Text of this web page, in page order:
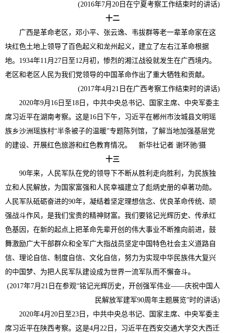
(2016年7月20日在宁夏考察工作结束时的讲话)
十二
广西是革命老区，邓小平、张云逸、韦拔群等老一辈革命家在这
块红色土地上领导了百色起义和龙州起义，建立了左右江革命根据
地。1934年11月27日至12月初，惨烈的湘江战役就发生在广西境内。
老区和老区人民为我们党领导的中国革命作出了重大牺牲和贡献。
(2017年4月21日在广西考察工作结束时的讲话)
2020年9月16日至18日，中共中央总书记、国家主席、中央军委主
席习近平在湖南考察。这是16日下午，习近平在郴州市汝城县文明瑶
族乡沙洲瑶族村“半条被子的温暖”专题陈列馆，了解当地加强基层党
的建设、开展红色旅游和红色教育情况。 新华社记者 谢环驰/摄
十三
90年来，人民军队在党的领导下不断从胜利走向胜利，为民族独
立和人民解放，为国家富强和人民幸福建立了彪炳史册的卓著功勋。
人民军队砥砺奋进的90年，凝结着坚定理想信念、优良革命传统、顽
强战斗作风，是我们宝贵的精神财富。我们要铭记光辉历史、传承红
色基因，在新的起点上把革命先辈开创的伟大事业不断推向前进，鼓
舞激励广大干部群众和全军广大指战员坚定中国特色社会主义道路自
信、理论自信、制度自信、文化自信，努力为实现中华民族伟大复兴
的中国梦、为把人民军队建设成为世界一流军队而不懈奋斗。
(2017年7月21日在参观“铭记光辉历史，开创强军伟业——庆祝中国人
民解放军建军90周年主题展览”时的讲话)
2020年4月20日至23日，中共中央总书记、国家主席、中央军委主
席习近平在陕西考察。这是4月22日，习近平在西安交通大学交大西迁